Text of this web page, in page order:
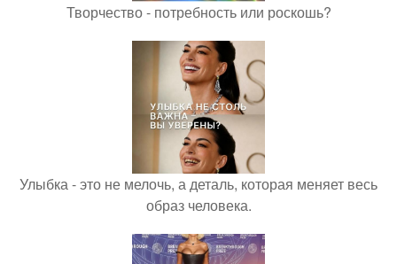
Творчество - потребность или роскошь?
Улыбка - это не мелочь, а деталь, которая меняет весь
образ человека.